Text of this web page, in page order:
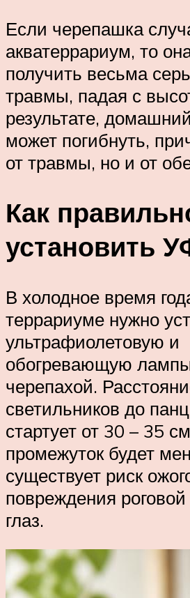
Если черепашка
акватеррариум, то
получить весьма
травмы, падая с
результате,
может погибнуть,
от травмы, но и от
Как
установить
В холодное время
террариуме нужно
ультрафиолетовую и
обогревающую
черепахой.
светильников до
стартует от 30 – 35
промежуток будет
существует риск
повреждения роговой
глаз.